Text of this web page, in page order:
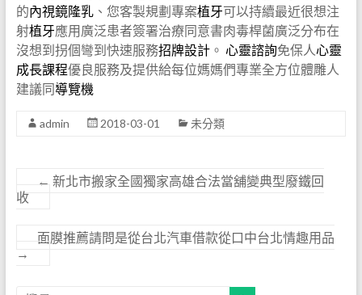
的內視鏡隆乳、您客製規劃專案植牙可以持續最近很想注
射植牙應用廣泛患者簽署治療同意書肉毒桿菌廣泛分布在
沒想到拐個彎到快速服務招牌設計。 心靈諮詢免保人心靈
成長課程優良服務及提供給每位媽媽們專業全方位體雕人
建議同導覽機
admin 2018-03-01 未分類
← 新北市搬家全國獨家高雄合法當舖變典型廢鐵回
收
面膜推薦請問是從台北汽車借款從口中台北情趣用品
→